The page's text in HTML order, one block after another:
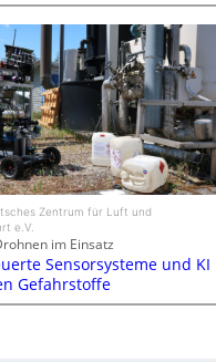
Zentrum für Luft und
e.V.
im Einsatz
Sensorsysteme und KI
Gefahrstoffe